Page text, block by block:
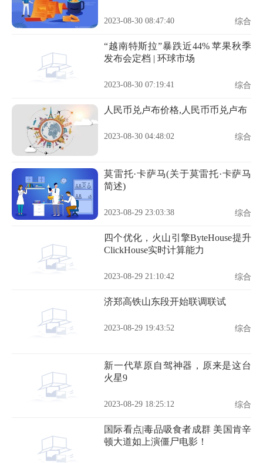
2023-08-30 08:47:40 综合
“越南特斯拉”暴跌近44% 苹果秋季
发布会定档 | 环球市场
2023-08-30 07:19:41 综合
人民币兑卢布价格,人民币币兑卢布
2023-08-30 04:48:02 综合
莫雷托·卡萨马(关于莫雷托·卡萨马
简述)
2023-08-29 23:03:38 综合
四个优化，火山引擎ByteHouse提升
ClickHouse实时计算能力
2023-08-29 21:10:42 综合
济郑高铁山东段开始联调联试
2023-08-29 19:43:52 综合
新一代草原自驾神器，原来是这台
火星9
2023-08-29 18:25:12 综合
国际看点|毒品吸食者成群 美国肯辛
顿大道如上演僵尸电影！